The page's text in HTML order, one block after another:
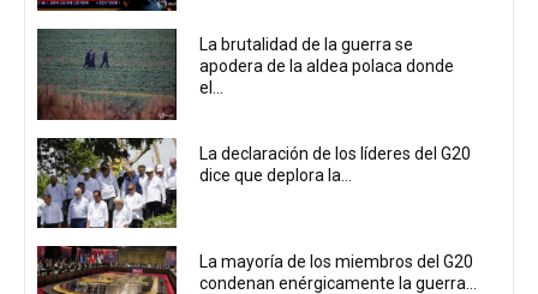
La brutalidad de la guerra se
apodera de la aldea polaca donde
el...
La declaración de los líderes del G20
dice que deplora la...
La mayoría de los miembros del G20
condenan enérgicamente la guerra...